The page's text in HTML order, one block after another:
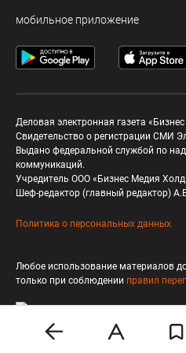
мобильное приложение
Деловая электронная газета
Свидетельство о регистрации СМИ
Выдано федеральной службой по
коммуникаций.
Учредитель ООО «Бизнес Медия
Шеф-редактор (главный редактор)
Политика о персональных данных
Любое использование материалов
только при соблюдении правил